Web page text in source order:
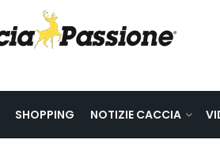
SHOPPING NOTIZIE CACCIA